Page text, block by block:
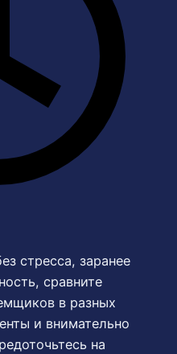
стресса, заранее
сравните
в разных
и внимательно
на